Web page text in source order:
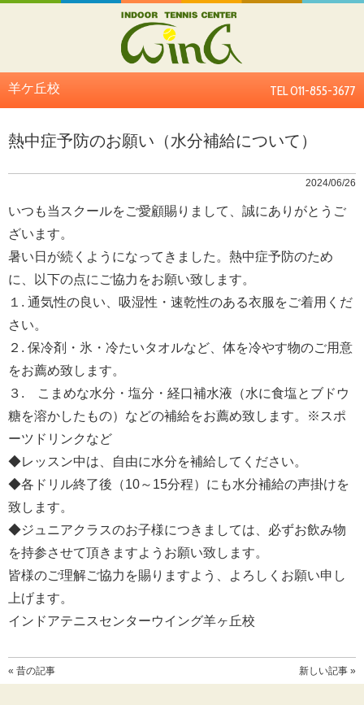
羊ケ丘校 TEL 011-855-3677
熱中症予防のお願い（水分補給について）
2024/06/26
いつも当スクールをご愛顧賜りまして、誠にありがとうご
ざいます。
暑い日が続くようになってきました。熱中症予防のため
に、以下の点にご協力をお願い致します。
１. 通気性の良い、吸湿性・速乾性のある衣服をご着用くだ
さい。
２. 保冷剤・氷・冷たいタオルなど、体を冷やす物のご用意
をお薦め致します。
３. こまめな水分・塩分・経口補水液（水に食塩とブドウ
糖を溶かしたもの）などの補給をお薦め致します。※スポ
ーツドリンクなど
◆レッスン中は、自由に水分を補給してください。
◆各ドリル終了後（10～15分程）にも水分補給の声掛けを
致します。
◆ジュニアクラスのお子様につきましては、必ずお飲み物
を持参させて頂きますようお願い致します。
皆様のご理解ご協力を賜りますよう、よろしくお願い申し
上げます。
インドアテニスセンターウイング羊ヶ丘校
« 昔の記事 新しい記事 »